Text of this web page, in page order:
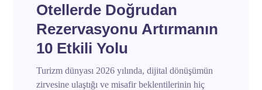
Otellerde Doğrudan
Rezervasyonu Artırmanın
10 Etkili Yolu
Turizm dünyası 2026 yılında, dijital dönüşümün
zirvesine ulaştığı ve misafir beklentilerinin hiç